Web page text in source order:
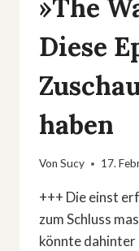
»The
Diese
haben
Von Sucy 17.
+++ Die einst
zum Schluss
könnte dahinter